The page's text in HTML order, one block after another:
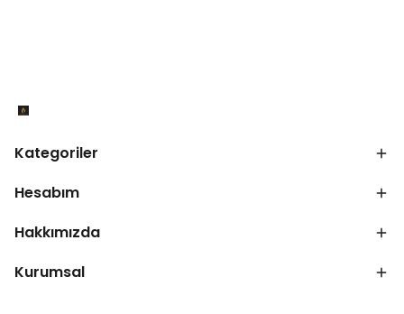
Kategoriler
Hesabım
Hakkımızda
Kurumsal